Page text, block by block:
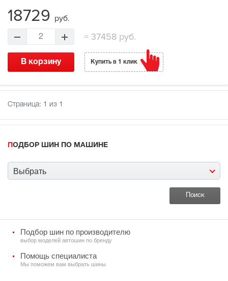
18729 руб.
2 =37458 руб.
В корзину Купить в 1 клик
Страница: 1 из 1
ПОДБОР ШИН ПО МАШИНЕ
Выбрать
Подбор шин по производителю
выбор моделей автошин по бренду
Помощь специалиста
Мы поможем вам выбрать шины